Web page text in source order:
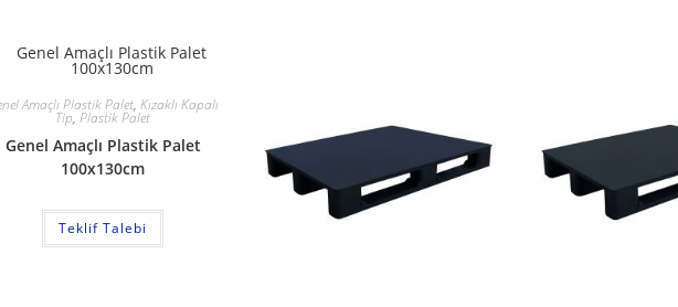
Amaçlı Plastik Palet, Kızaklı Kapalı
Tip, Plastik Palet
Genel Amaçlı Plastik Palet
100x130cm
Teklif Talebi